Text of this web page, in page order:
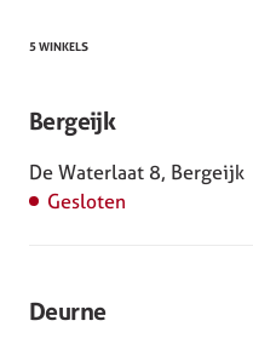
5 WINKELS
Bergeijk
De Waterlaat 8, Bergeijk
Gesloten
Deurne